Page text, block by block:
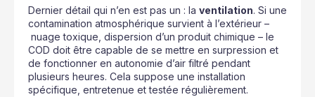
Dernier détail qui n’en est pas un : la ventilation. Si une
contamination atmosphérique survient à l’extérieur –
nuage toxique, dispersion d’un produit chimique – le
COD doit être capable de se mettre en surpression et
de fonctionner en autonomie d’air filtré pendant
plusieurs heures. Cela suppose une installation
spécifique, entretenue et testée régulièrement.